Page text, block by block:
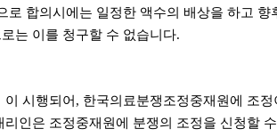
합의시에는 일정한 액수의 배상을 하고
는 이를 청구할 수 없습니다.
시행되어, 한국의료분쟁조정중재원에 조
리인은 조정중재원에 분쟁의 조정을 신청할